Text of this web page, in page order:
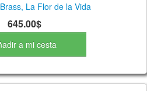
La Flor de la Vida
645.00$
a mi cesta